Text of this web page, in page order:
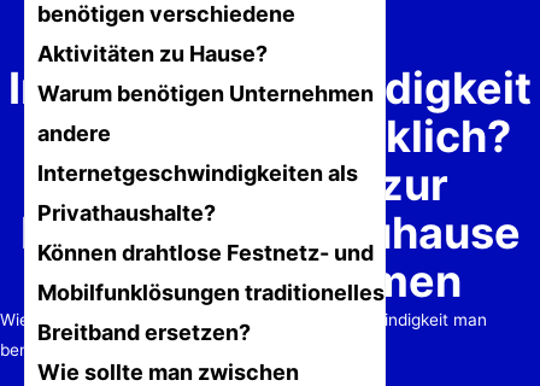
Wie viel
Internetgeschwindigkeit
brauchen Sie wirklich?
Ein Leitfaden zur
Bandbreite für Zuhause
und Unternehmen
Wie ermittelt man genau, wie viel Internetgeschwindigkeit man
benötigt?
benötigen verschiedene
Aktivitäten zu Hause?
Warum benötigen Unternehmen
andere
Internetgeschwindigkeiten als
Privathaushalte?
Können drahtlose Festnetz- und
Mobilfunklösungen traditionelles
Breitband ersetzen?
Wie sollte man zwischen